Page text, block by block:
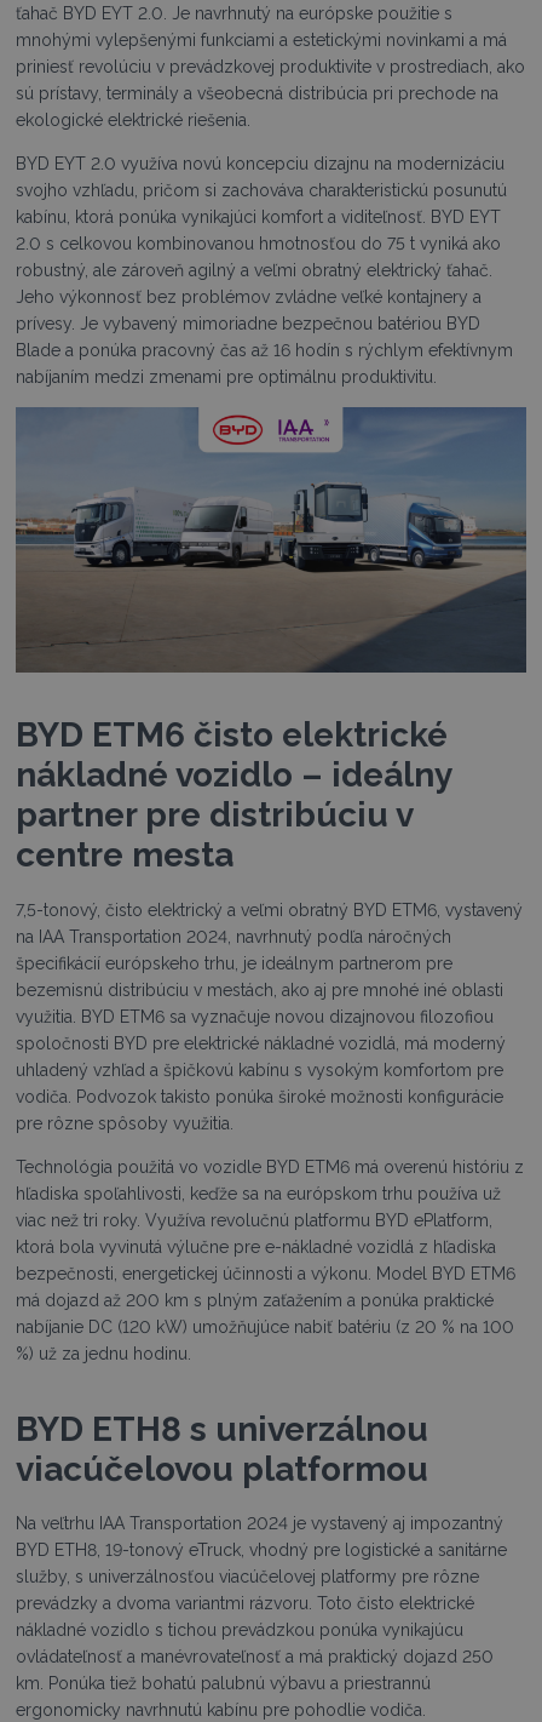
ťahač BYD EYT 2.0. Je navrhnutý na európske použitie s
mnohými vylepšenými funkciami a estetickými novinkami a má
priniesť revolúciu v prevádzkovej produktivite v prostrediach, ako
sú prístavy, terminály a všeobecná distribúcia pri prechode na
ekologické elektrické riešenia.
BYD EYT 2.0 využíva novú koncepciu dizajnu na modernizáciu
svojho vzhľadu, pričom si zachováva charakteristickú posunutú
kabínu, ktorá ponúka vynikajúci komfort a viditeľnosť. BYD EYT
2.0 s celkovou kombinovanou hmotnosťou do 75 t vyniká ako
robustný, ale zároveň agilný a veľmi obratný elektrický ťahač.
Jeho výkonnosť bez problémov zvládne veľké kontajnery a
prívesy. Je vybavený mimoriadne bezpečnou batériou BYD
Blade a ponúka pracovný čas až 16 hodín s rýchlym efektívnym
nabíjaním medzi zmenami pre optimálnu produktivitu.
BYD ETM6 čisto elektrické
nákladné vozidlo – ideálny
partner pre distribúciu v
centre mesta
7,5-tonový, čisto elektrický a veľmi obratný BYD ETM6, vystavený
na IAA Transportation 2024, navrhnutý podľa náročných
špecifikácií európskeho trhu, je ideálnym partnerom pre
bezemisnú distribúciu v mestách, ako aj pre mnohé iné oblasti
využitia. BYD ETM6 sa vyznačuje novou dizajnovou filozofiou
spoločnosti BYD pre elektrické nákladné vozidlá, má moderný
uhladený vzhľad a špičkovú kabínu s vysokým komfortom pre
vodiča. Podvozok takisto ponúka široké možnosti konfigurácie
pre rôzne spôsoby využitia.
Technológia použitá vo vozidle BYD ETM6 má overenú históriu z
hľadiska spoľahlivosti, keďže sa na európskom trhu používa už
viac než tri roky. Využíva revolučnú platformu BYD ePlatform,
ktorá bola vyvinutá výlučne pre e-nákladné vozidlá z hľadiska
bezpečnosti, energetickej účinnosti a výkonu. Model BYD ETM6
má dojazd až 200 km s plným zaťažením a ponúka praktické
nabíjanie DC (120 kW) umožňujúce nabiť batériu (z 20 % na 100
%) už za jednu hodinu.
BYD ETH8 s univerzálnou
viacúčelovou platformou
Na veľtrhu IAA Transportation 2024 je vystavený aj impozantný
BYD ETH8, 19-tonový eTruck, vhodný pre logistické a sanitárne
služby, s univerzálnosťou viacúčelovej platformy pre rôzne
prevádzky a dvoma variantmi rázvoru. Toto čisto elektrické
nákladné vozidlo s tichou prevádzkou ponúka vynikajúcu
ovládateľnosť a manévrovateľnosť a má praktický dojazd 250
km. Ponúka tiež bohatú palubnú výbavu a priestrannú
ergonomicky navrhnutú kabínu pre pohodlie vodiča.